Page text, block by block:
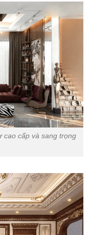
cao cấp và sang trọng